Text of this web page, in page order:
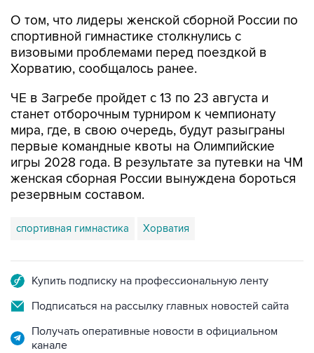
О том, что лидеры женской сборной России по
спортивной гимнастике столкнулись с
визовыми проблемами перед поездкой в
Хорватию, сообщалось ранее.
ЧЕ в Загребе пройдет с 13 по 23 августа и
станет отборочным турниром к чемпионату
мира, где, в свою очередь, будут разыграны
первые командные квоты на Олимпийские
игры 2028 года. В результате за путевки на ЧМ
женская сборная России вынуждена бороться
резервным составом.
спортивная гимнастика Хорватия
Купить подписку на профессиональную ленту
Подписаться на рассылку главных новостей сайта
Получать оперативные новости в официальном
канале